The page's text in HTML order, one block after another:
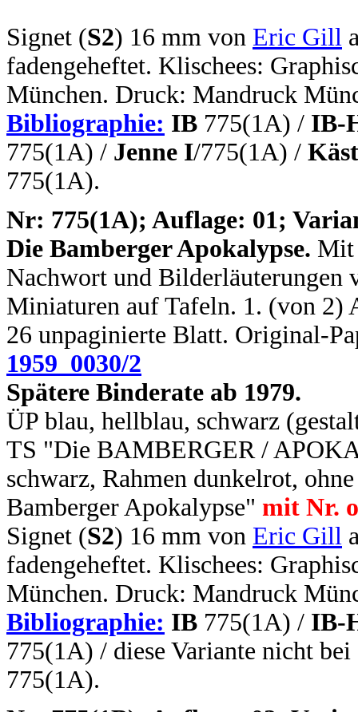
Signet (S2) 16 mm von Eric Gill
fadengeheftet. Klischees:
München. Druck: Mandruck
Bibliographie: IB 775(1A) / IB-
775(1A) / Jenne I/775(1A) /
775(1A).
Nr: 775(1A); Auflage: 01;
Die Bamberger Apokalypse. Mit
Nachwort und Bilderläuterungen
Miniaturen auf Tafeln. 1. (von 2)
26 unpaginierte Blatt. Original-
1959_0030/2
Spätere Binderate ab 1979.
ÜP blau, hellblau, schwarz
TS "Die BAMBERGER /
schwarz, Rahmen dunkelrot,
Bamberger Apokalypse" mit Nr.
Signet (S2) 16 mm von Eric Gill
fadengeheftet. Klischees:
München. Druck: Mandruck
Bibliographie: IB 775(1A) / IB-
775(1A) / diese Variante nicht bei
775(1A).